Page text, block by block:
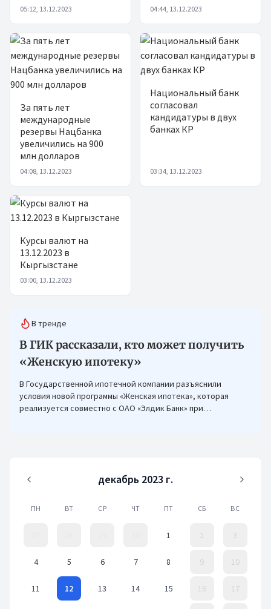
05:12, 13.12.2023 04:44, 13.12.2023
За пять лет
международные
резервы Нацбанка
увеличились на 900
млн долларов
04:08, 13.12.2023
Национальный банк
согласовал
кандидатуры в двух
банках КР
03:34, 13.12.2023
Курсы валют на
13.12.2023 в
Кыргызстане
03:00, 13.12.2023
В тренде
В ГИК рассказали, кто может получить
«Женскую ипотеку»
В Государственной ипотечной компании разъяснили
условия новой программы «Женская ипотека», которая
реализуется совместно с ОАО «Элдик Банк» при
декабрь 2023 г.
ПН ВТ СР ЧТ ПТ СБ ВС
1 2 3
4 5 6 7 8 9 10
11 12 13 14 15 16 17